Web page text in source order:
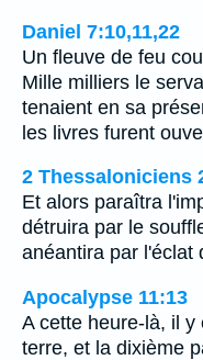
Daniel 7:10,11,22
Un fleuve de feu
Mille milliers le
tenaient en sa
les livres furent
2 Thessaloniciens
Et alors paraîtra
détruira par le
anéantira par l'éclat
Apocalypse 11:13
A cette heure-là, il
terre, et la dixième